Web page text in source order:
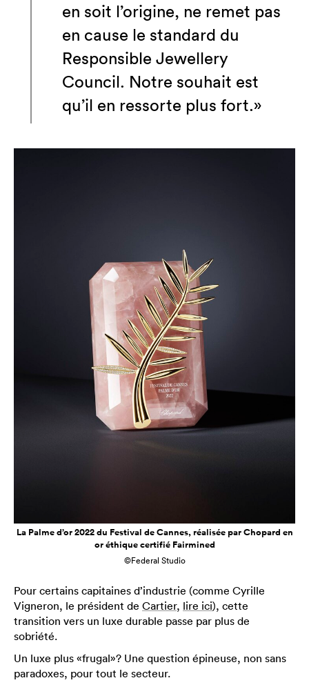
en soit l’origine, ne remet pas
en cause le standard du
Responsible Jewellery
Council. Notre souhait est
qu’il en ressorte plus fort.»
La Palme d’or 2022 du Festival de Cannes, réalisée par Chopard en
or éthique certifié Fairmined
©Federal Studio
Pour certains capitaines d’industrie (comme Cyrille
Vigneron, le président de Cartier, lire ici), cette
transition vers un luxe durable passe par plus de
sobriété.
Un luxe plus «frugal»? Une question épineuse, non sans
paradoxes, pour tout le secteur.